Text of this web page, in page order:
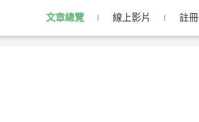
文章總覽 線上影片 註冊